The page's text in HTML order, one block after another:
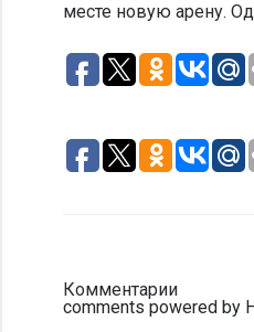
месте новую арену.
Комментарии
comments powered by